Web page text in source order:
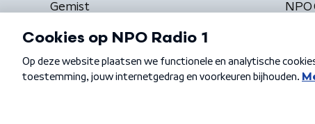
Gemist
Algemene voorwaarden Privacybeleid